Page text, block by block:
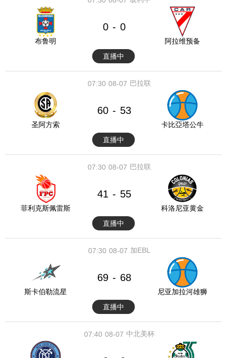
布鲁明
0 - 0
阿拉维预备
直播中
08-07
07:30 巴拉联
圣阿方索
60 - 53
卡比亞塔公牛
直播中
08-07
07:30 巴拉联
菲利克斯佩雷斯
41 - 55
科洛尼亚黄金
直播中
08-07
07:30 加EBL
斯卡伯勒流星
69 - 68
尼亚加拉河雄狮
直播中
08-07
07:40 中北美杯